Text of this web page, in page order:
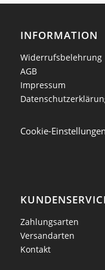
INFORMATION
Widerrufsbelehrung
AGB
Impressum
Cookie-Einstellungen
Zahlungsarten
Versandarten
Kontakt